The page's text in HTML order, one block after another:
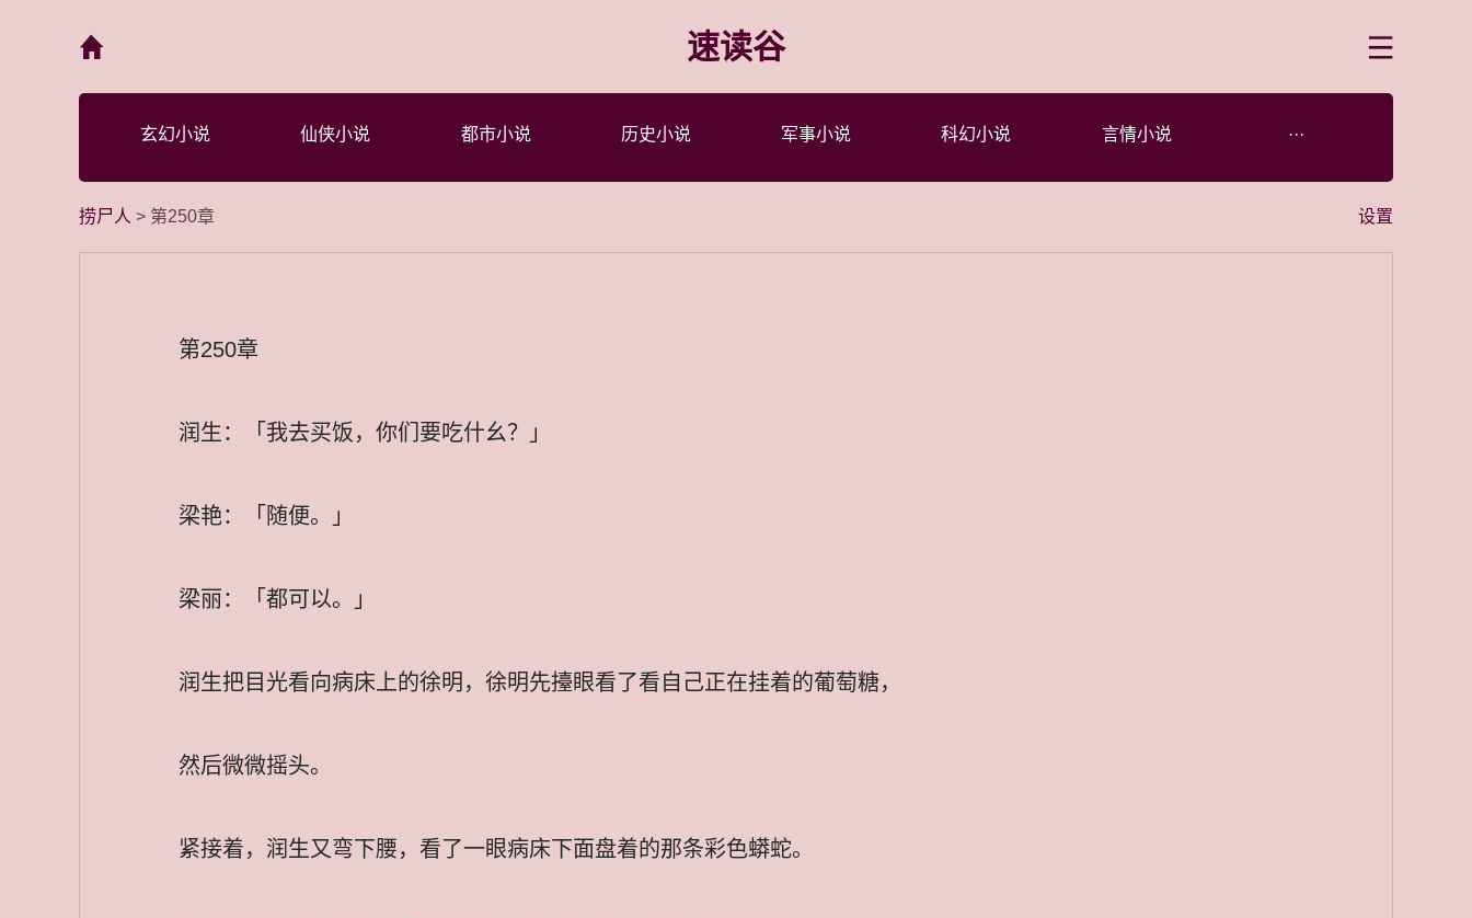
速读谷
玄幻小说 仙侠小说 都市小说 历史小说 军事小说 科幻小说 言情小说 ···
设置
捞尸人 > 第250章
第250章
润生：「我去买饭，你们要吃什幺？」
梁艳：「随便。」
梁丽：「都可以。」
润生把目光看向病床上的徐明，徐明先擡眼看了看自己正在挂着的葡萄糖，
然后微微摇头。
紧接着，润生又弯下腰，看了一眼病床下面盘着的那条彩色蟒蛇。